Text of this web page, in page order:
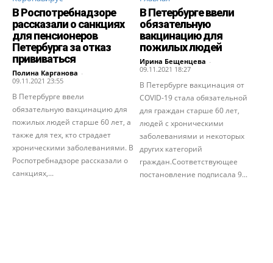
В Роспотребнадзоре
рассказали о санкциях
для пенсионеров
Петербурга за отказ
прививаться
Полина Карганова -
09.11.2021 23:55
В Петербурге ввели
обязательную вакцинацию для
пожилых людей старше 60 лет, а
также для тех, кто страдает
хроническими заболеваниями. В
Роспотребнадзоре рассказали о
санкциях,...
В Петербурге ввели
обязательную
вакцинацию для
пожилых людей
Ирина Бещенцева -
09.11.2021 18:27
В Петербурге вакцинация от
COVID-19 стала обязательной
для граждан старше 60 лет,
людей с хроническими
заболеваниями и некоторых
других категорий
граждан.Соответствующее
постановление подписала 9...